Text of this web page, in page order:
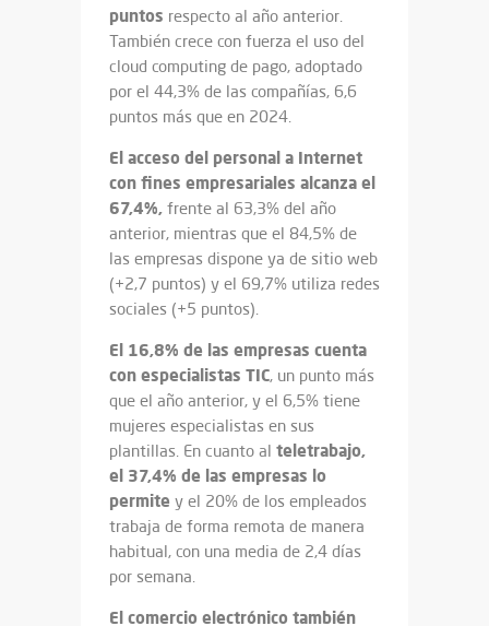
puntos respecto al año anterior.
También crece con fuerza el uso del
cloud computing de pago, adoptado
por el 44,3% de las compañías, 6,6
puntos más que en 2024.
El acceso del personal a Internet
con fines empresariales alcanza el
67,4%, frente al 63,3% del año
anterior, mientras que el 84,5% de
las empresas dispone ya de sitio web
(+2,7 puntos) y el 69,7% utiliza redes
sociales (+5 puntos).
El 16,8% de las empresas cuenta
con especialistas TIC, un punto más
que el año anterior, y el 6,5% tiene
mujeres especialistas en sus
plantillas. En cuanto al teletrabajo,
el 37,4% de las empresas lo
permite y el 20% de los empleados
trabaja de forma remota de manera
habitual, con una media de 2,4 días
por semana.
El comercio electrónico también